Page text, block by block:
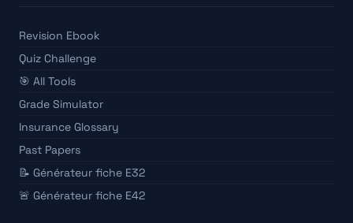
Revision Ebook
Quiz Challenge
🎯 All Tools
Grade Simulator
Insurance Glossary
Past Papers
📝 Générateur fiche E32
🚨 Générateur fiche E42